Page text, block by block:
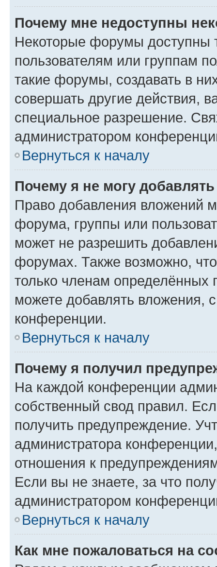
Почему мне недоступны
Некоторые форумы доступны
пользователям или группам
такие форумы, создавать в
совершать другие действия,
специальное разрешение.
администратором
Вернуться к началу
Почему я не могу
Право добавления вложений
форума, группы или
может не разрешить
форумах. Также возможно,
только членам определённых
можете добавлять вложения,
конференции.
Вернуться к началу
Почему я получил
На каждой конференции
собственный свод правил.
получить предупреждение.
администратора
отношения к
Если вы не знаете, за что
администратором
Вернуться к началу
Как мне пожаловаться на